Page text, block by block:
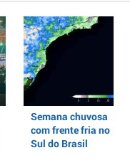
Semana chuvosa
com frente fria no
Sul do Brasil